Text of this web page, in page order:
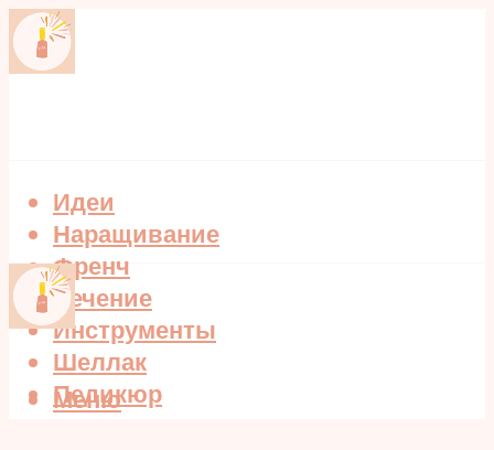
Идеи
Наращивание
Френч
Лечение
Инструменты
Шеллак
Педикюр
Меню